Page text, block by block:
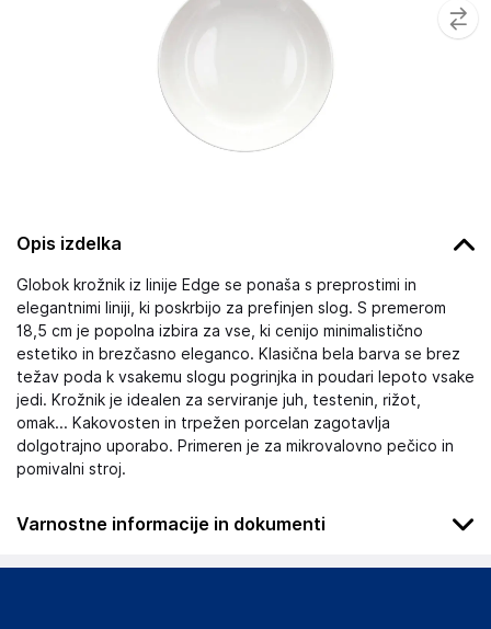
Opis izdelka
Globok krožnik iz linije Edge se ponaša s preprostimi in
elegantnimi liniji, ki poskrbijo za prefinjen slog. S premerom
18,5 cm je popolna izbira za vse, ki cenijo minimalistično
estetiko in brezčasno eleganco. Klasična bela barva se brez
težav poda k vsakemu slogu pogrinjka in poudari lepoto vsake
jedi. Krožnik je idealen za serviranje juh, testenin, rižot,
omak... Kakovosten in trpežen porcelan zagotavlja
dolgotrajno uporabo. Primeren je za mikrovalovno pečico in
pomivalni stroj.
Varnostne informacije in dokumenti
Podatki o proizvajalcu